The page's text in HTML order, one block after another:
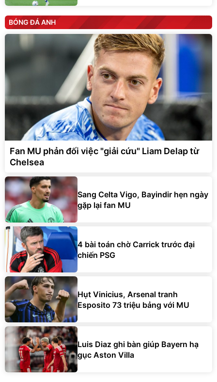
BÓNG ĐÁ ANH
Fan MU phản đối việc "giải cứu" Liam Delap từ
Chelsea
Sang Celta Vigo, Bayindir hẹn ngày
gặp lại fan MU
4 bài toán chờ Carrick trước đại
chiến PSG
Hụt Vinicius, Arsenal tranh
Esposito 73 triệu bảng với MU
Luis Diaz ghi bàn giúp Bayern hạ
gục Aston Villa